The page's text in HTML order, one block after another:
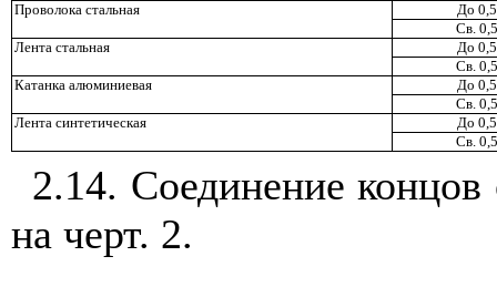
Проволока стальная
До 0,5
Св. 0,5
Лента стальная
До 0,5
Св. 0,5
Катанка алюминиевая
До 0,5
Св. 0,5
Лента синтетическая
До 0,5
Св. 0,5
2.14. Соединение концов
на черт. 2.